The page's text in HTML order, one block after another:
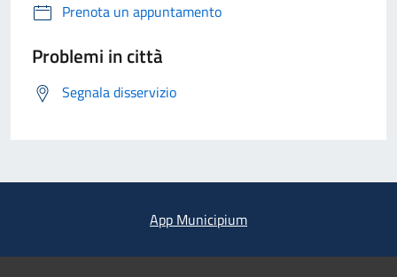
Prenota un appuntamento
Problemi in città
Segnala disservizio
App Municipium